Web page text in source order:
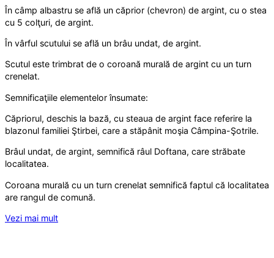
În câmp albastru se află un căprior (chevron) de argint, cu o stea
cu 5 colţuri, de argint.
În vârful scutului se află un brâu undat, de argint.
Scutul este trimbrat de o coroană murală de argint cu un turn
crenelat.
Semnificaţiile elementelor însumate:
Căpriorul, deschis la bază, cu steaua de argint face referire la
blazonul familiei Ştirbei, care a stăpânit moşia Câmpina-Şotrile.
Brâul undat, de argint, semnifică râul Doftana, care străbate
localitatea.
Coroana murală cu un turn crenelat semnifică faptul că localitatea
are rangul de comună.
Vezi mai mult